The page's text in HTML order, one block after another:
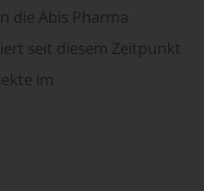
die Abis Pharma
seit diesem Zeitpunkt
im